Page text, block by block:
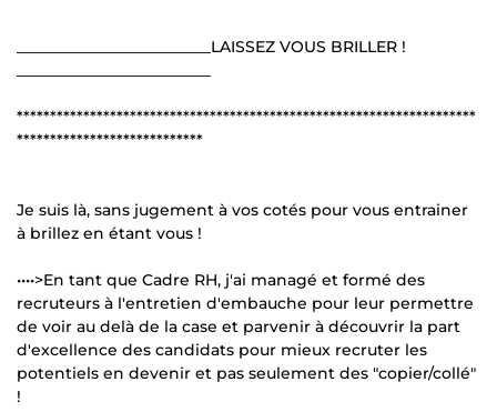
_________________________LAISSEZ VOUS BRILLER !
*********************************************************************
****************************
Je suis là, sans jugement à vos cotés pour vous entrainer
à brillez en étant vous !
••••>En tant que Cadre RH, j'ai managé et formé des
recruteurs à l'entretien d'embauche pour leur permettre
de voir au delà de la case et parvenir à découvrir la part
d'excellence des candidats pour mieux recruter les
potentiels en devenir et pas seulement des "copier/collé"
!